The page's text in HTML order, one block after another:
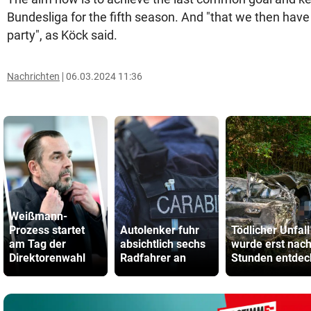
Bundesliga for the fifth season. And "that we then
party", as Köck said.
Nachrichten 06.03.2024 11:36
Weißmann-
Prozess startet
am Tag der
Direktorenwahl
Autolenker fuhr
absichtlich sechs
Radfahrer an
Tödlicher Unfall
wurde erst nach
Stunden